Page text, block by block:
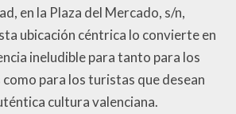
en la Plaza del Mercado, s/n,
ubicación céntrica lo convierte en
ineludible para tanto para los
para los turistas que desean
cultura valenciana.